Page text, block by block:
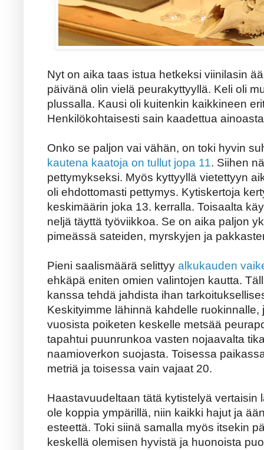
Nyt on aika taas istua hetkeksi viinilasin
päivänä olin vielä peurakyttyyllä. Keli oli
plussalla. Kausi oli kuitenkin kaikkineen
Henkilökohtaisesti sain kaadettua
Onko se paljon vai vähän, on toki hyvin
kautena kaatoja on tullut jopa 11. Siihen
pettymykseksi. Myös kyttyyllä vietettyyn
oli ehdottomasti pettymys. Kytiskertoja
keskimäärin joka 13. kerralla. Toisaalta
neljä täyttä työviikkoa. Se on aika paljon
pimeässä sateiden, myrskyjen ja
Pieni saalismäärä selittyy alkukauden
ehkäpä eniten omien valintojen kautta.
kanssa tehdä jahdista ihan
Keskityimme lähinnä kahdelle
vuosista poiketen keskelle metsää
tapahtui puunrunkoa vasten nojaavalta
naamioverkon suojasta. Toisessa
metriä ja toisessa vain vajaat 20.
Haastavuudeltaan tätä kytistelyä vertaisin
ole koppia ympärillä, niin kaikki hajut ja
esteettä. Toki siinä samalla myös itsekin
keskellä olemisen hyvistä ja huonoista